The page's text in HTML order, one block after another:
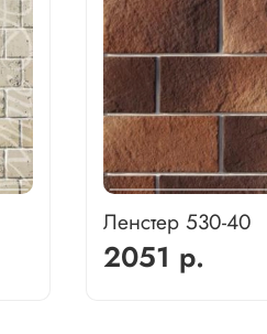
Ленстер 530-40
2051 р.